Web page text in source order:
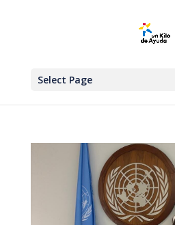
Select Page